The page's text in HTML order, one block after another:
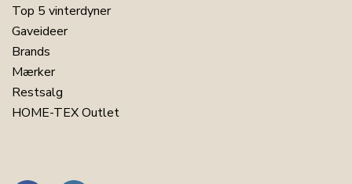
Top 5 vinterdyner
Gaveideer
Brands
Mærker
Restsalg
HOME-TEX Outlet